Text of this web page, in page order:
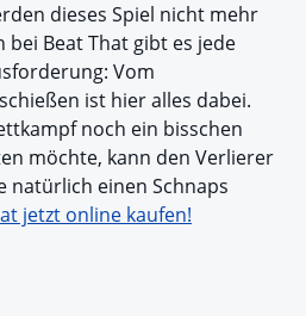
dieses Spiel nicht mehr
bei Beat That gibt es jede
Vom
ist hier alles dabei.
noch ein bisschen
möchte, kann den Verlierer
natürlich einen Schnaps
jetzt online kaufen!